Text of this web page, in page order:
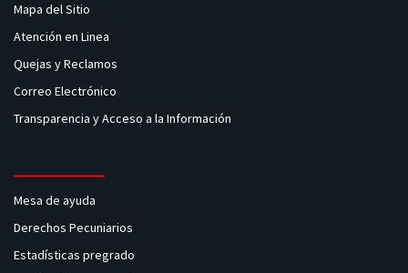
Mapa del Sitio
Atención en Linea
Quejas y Reclamos
Correo Electrónico
Transparencia y Acceso a la Información
Mesa de ayuda
Derechos Pecuniarios
Estadísticas pregrado